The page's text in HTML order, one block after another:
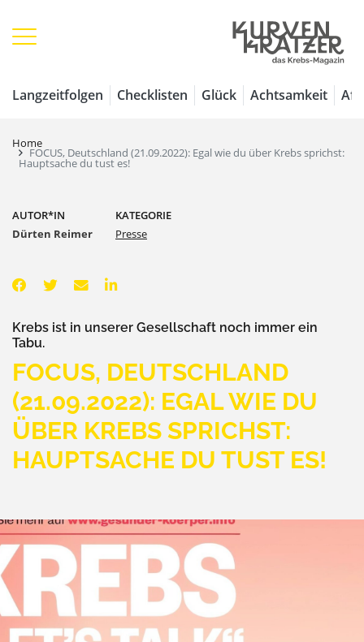
Langzeitfolgen Checklisten Glück Achtsamkeit
Home
FOCUS, Deutschland (21.09.2022): Egal wie du über Krebs sprichst:
Hauptsache du tust es!
AUTOR*IN
Dürten Reimer
KATEGORIE
Presse
Krebs ist in unserer Gesellschaft noch immer ein
Tabu.
FOCUS, DEUTSCHLAND
(21.09.2022): EGAL WIE DU
ÜBER KREBS SPRICHST:
HAUPTSACHE DU TUST ES!